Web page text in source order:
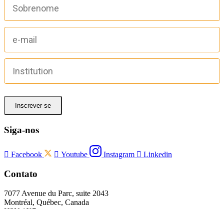
Inscrever-se
Siga-nos
 Facebook  Youtube Instagram  Linkedin
Contato
7077 Avenue du Parc, suite 2043
Montréal, Québec, Canada